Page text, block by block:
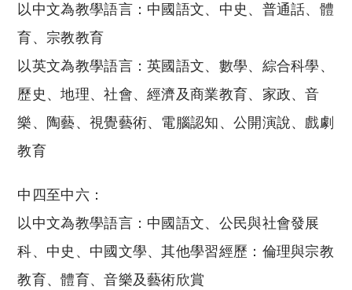
以中文為教學語言：中國語文、中史、普通話、體
育、宗教教育
以英文為教學語言：英國語文、數學、綜合科學、
歷史、地理、社會、經濟及商業教育、家政、音
樂、陶藝、視覺藝術、電腦認知、公開演說、戲劇
教育
中四至中六：
以中文為教學語言：中國語文、公民與社會發展
科、中史、中國文學、其他學習經歷：倫理與宗教
教育、體育、音樂及藝術欣賞